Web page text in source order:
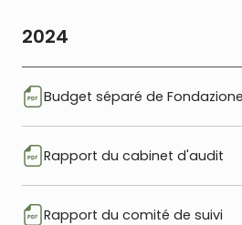
2024
Budget séparé de
Rapport du cabinet d'audit
Rapport du comité de suivi